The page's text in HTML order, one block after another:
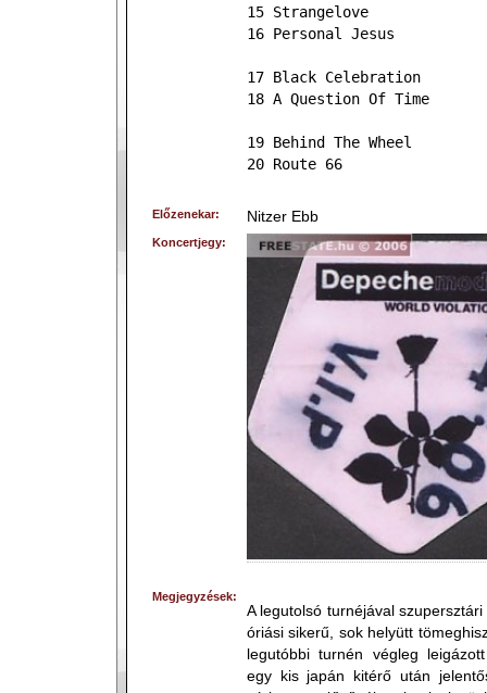
15 Strangelove
16 Personal Jesus
17 Black Celebration
18 A Question Of Time
19 Behind The Wheel
20 Route 66
Előzenekar: Nitzer Ebb
Koncertjegy:
Megjegyzések:
A legutolsó turnéjával
óriási sikerű, sok helyütt
legutóbbi turnén végleg
egy kis japán kitérő után